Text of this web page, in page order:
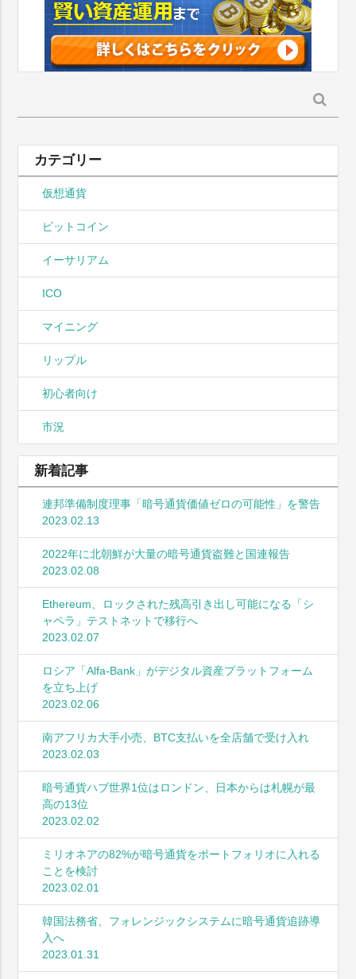
索:
カテゴリー
仮想通貨
ビットコイン
イーサリアム
ICO
マイニング
リップル
初心者向け
市況
新着記事
連邦準備制度理事「暗号通貨価値ゼロの可能性」を警告
2023.02.13
2022年に北朝鮮が大量の暗号通貨盗難と国連報告
2023.02.08
Ethereum、ロックされた残高引き出し可能になる「シ
ャペラ」テストネットで移行へ
2023.02.07
ロシア「Alfa-Bank」がデジタル資産プラットフォーム
を立ち上げ
2023.02.06
南アフリカ大手小売、BTC支払いを全店舗で受け入れ
2023.02.03
暗号通貨ハブ世界1位はロンドン、日本からは札幌が最
高の13位
2023.02.02
ミリオネアの82%が暗号通貨をポートフォリオに入れる
ことを検討
2023.02.01
韓国法務省、フォレンジックシステムに暗号通貨追跡導
入へ
2023.01.31